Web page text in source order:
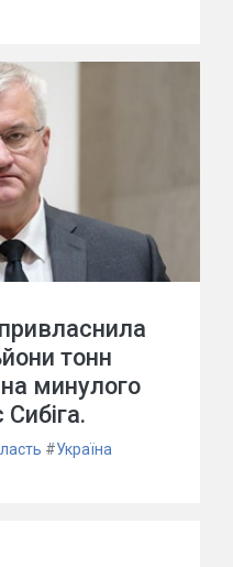
тонн
минулого
#Україна